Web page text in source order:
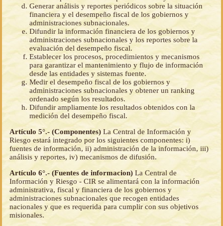
Generar análisis y reportes periódicos sobre la situación
financiera y el desempeño fiscal de los gobiernos y
administraciones subnacionales.
Difundir la información financiera de los gobiernos y
administraciones subnacionales y los reportes sobre la
evaluación del desempeño fiscal.
Establecer los procesos, procedimientos y mecanismos
para garantizar el mantenimiento y flujo de información
desde las entidades y sistemas fuente.
Medir el desempeño fiscal de los gobiernos y
administraciones subnacionales y obtener un ranking
ordenado según los resultados.
Difundir ampliamente los resultados obtenidos con la
medición del desempeño fiscal.
Artículo 5°.- (Componentes) La Central de Información y
Riesgo estará integrado por los siguientes componentes: i)
fuentes de información, ii) administración de la información, iii)
análisis y reportes, iv) mecanismos de difusión.
Artículo 6°.- (Fuentes de informacion) La Central de
Información y Riesgo - CIR se alimentará con la información
administrativa, fiscal y financiera de los gobiernos y
administraciones subnacionales que recogen entidades
nacionales y que es requerida para cumplir con sus objetivos
misionales.